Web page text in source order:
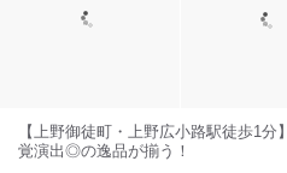
【上野御徒町・上野広小路駅徒歩1
覚演出◎の逸品が揃う！